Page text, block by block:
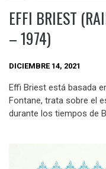
EFFI BRIEST
– 1974)
DICIEMBRE 14, 2021
Effi Briest está basada
Fontane, trata sobre el
durante los tiempos de